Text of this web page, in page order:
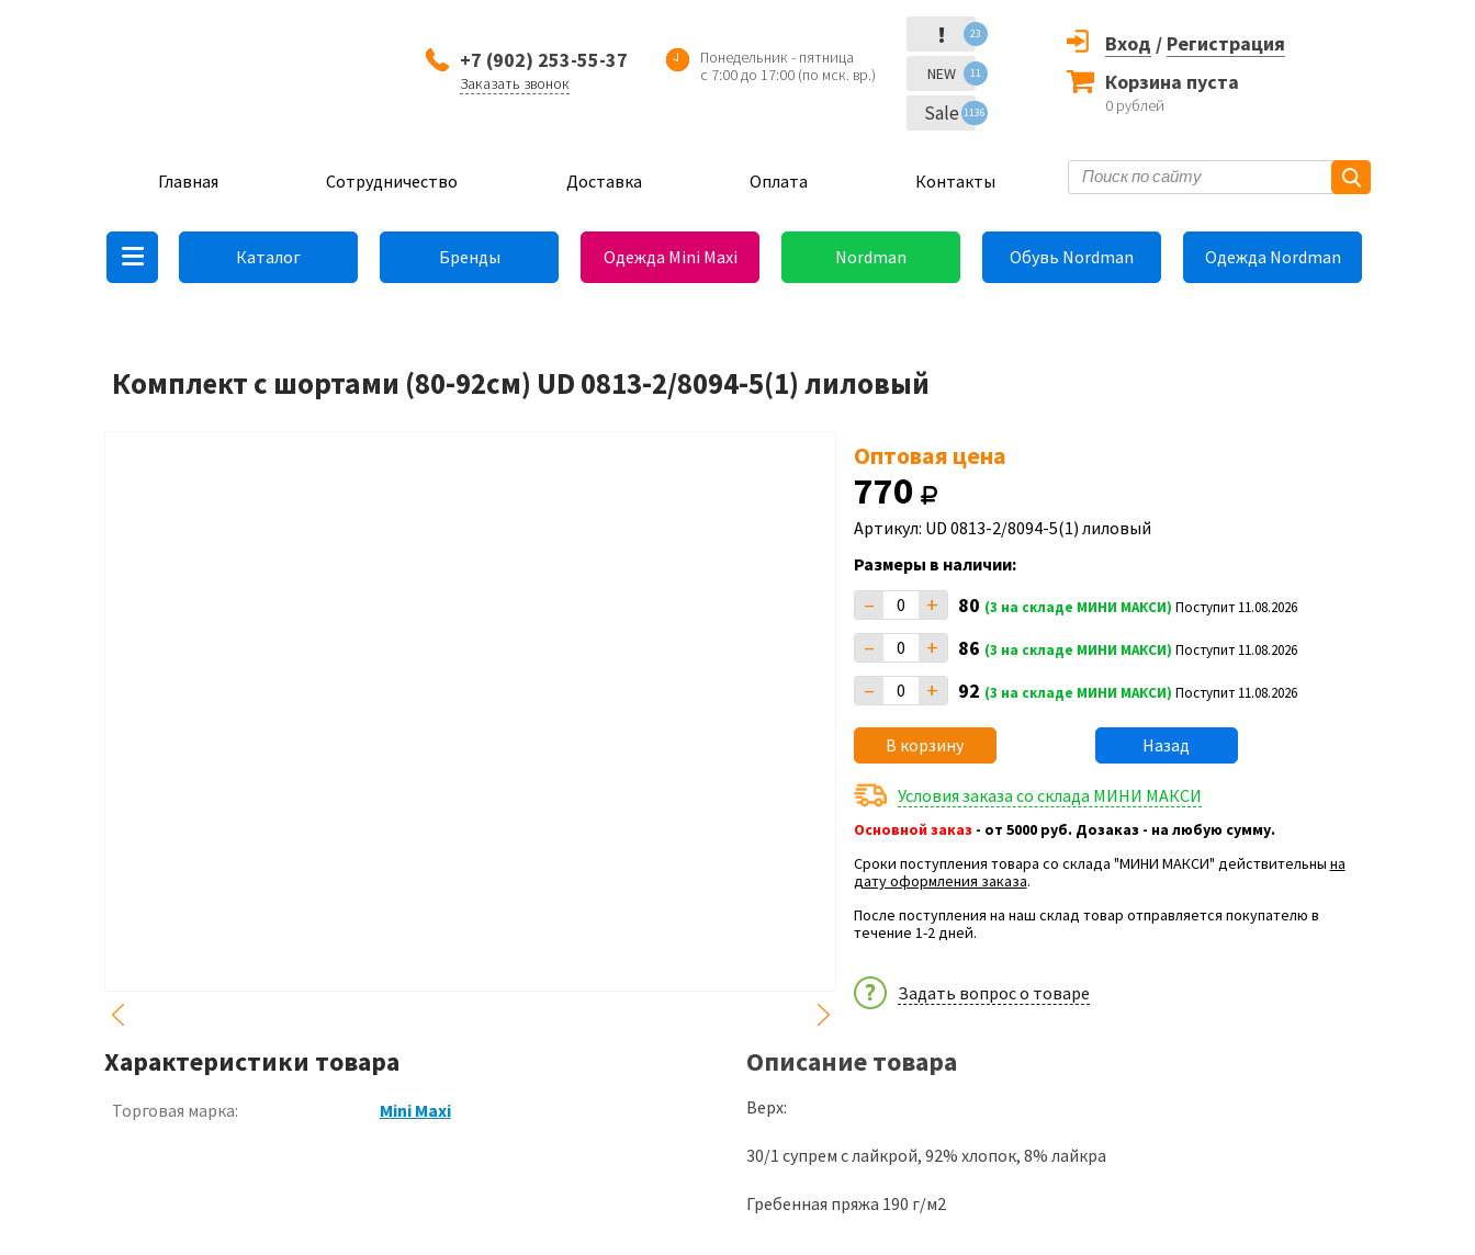
+7 (902) 253-55-37
Заказать звонок
Понедельник - пятница
с 7:00 до 17:00 (по мск. вр.)
! 23
NEW 11
Sale 1136
Вход / Регистрация
Корзина пуста
0 рублей
Главная Сотрудничество Доставка Оплата Контакты
Каталог Бренды Одежда Mini Maxi Nordman Обувь Nordman Одежда Nordman
Комплект с шортами (80-92см) UD 0813-2/8094-5(1) лиловый
Оптовая цена
770
Артикул: UD 0813-2/8094-5(1) лиловый
Размеры в наличии:
– + 80 (3 на складе МИНИ МАКСИ) Поступит 11.08.2026
– + 86 (3 на складе МИНИ МАКСИ) Поступит 11.08.2026
– + 92 (3 на складе МИНИ МАКСИ) Поступит 11.08.2026
В корзину Назад
Условия заказа со склада МИНИ МАКСИ
Основной заказ - от 5000 руб. Дозаказ - на любую сумму.
Сроки поступления товара со склада "МИНИ МАКСИ" действительны на
дату оформления заказа.
После поступления на наш склад товар отправляется покупателю в
течение 1-2 дней.
Задать вопрос о товаре
Характеристики товара
Торговая марка: Mini Maxi
Описание товара
Верх:
30/1 супрем с лайкрой, 92% хлопок, 8% лайкра
Гребенная пряжа 190 г/м2